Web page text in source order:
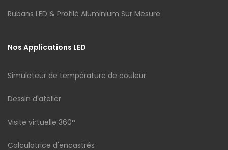
Rubans LED & Profilé Aluminium Sur Mesure
Nos Applications LED
Simulateur de température de couleur
Dessin d'atelier
Visite virtuelle 360°
Calculatrice d'encastrés